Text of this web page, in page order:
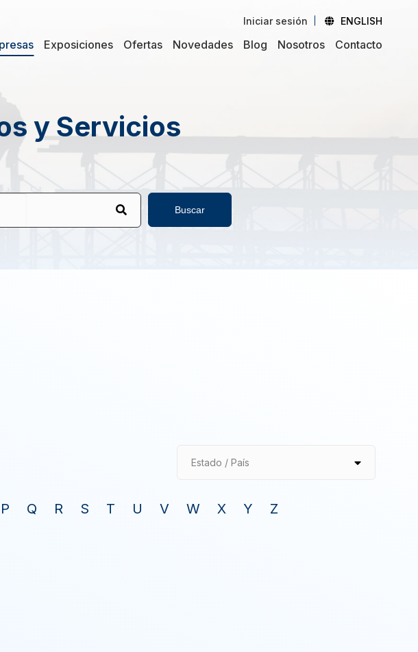
Iniciar sesión ENGLISH
Exposiciones Ofertas Novedades Blog Nosotros Contacto
y Servicios
Buscar
Estado / País
P Q R S T U V W X Y Z